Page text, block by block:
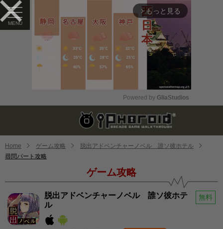
arrow_forward_ios もっと見る
Mute
Powered by GliaStudios
Home ゲーム攻略
脱出アドベンチャーノベル 誰ソ彼ホテル
尋問パート攻略
ゲーム攻略
脱出アドベンチャーノベル 誰ソ彼ホテ
ル
無料